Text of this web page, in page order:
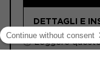
DETTAGLI E
ⓘ Leggere